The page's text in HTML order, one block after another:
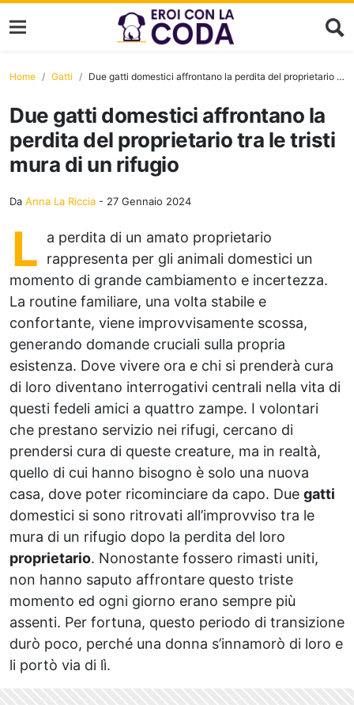
Home Gatti Due gatti domestici affrontano la perdita del proprietario tra le tristi mura di un rifugio
Due gatti domestici affrontano la
perdita del proprietario tra le tristi
mura di un rifugio
Da Anna La Riccia - 27 Gennaio 2024
L
a perdita di un amato proprietario
rappresenta per gli animali domestici un
momento di grande cambiamento e incertezza.
La routine familiare, una volta stabile e
confortante, viene improvvisamente scossa,
generando domande cruciali sulla propria
esistenza. Dove vivere ora e chi si prenderà cura
di loro diventano interrogativi centrali nella vita di
questi fedeli amici a quattro zampe. I volontari
che prestano servizio nei rifugi, cercano di
prendersi cura di queste creature, ma in realtà,
quello di cui hanno bisogno è solo una nuova
casa, dove poter ricominciare da capo. Due gatti
domestici si sono ritrovati all’improvviso tra le
mura di un rifugio dopo la perdita del loro
proprietario. Nonostante fossero rimasti uniti,
non hanno saputo affrontare questo triste
momento ed ogni giorno erano sempre più
assenti. Per fortuna, questo periodo di transizione
durò poco, perché una donna s’innamorò di loro e
li portò via di lì.